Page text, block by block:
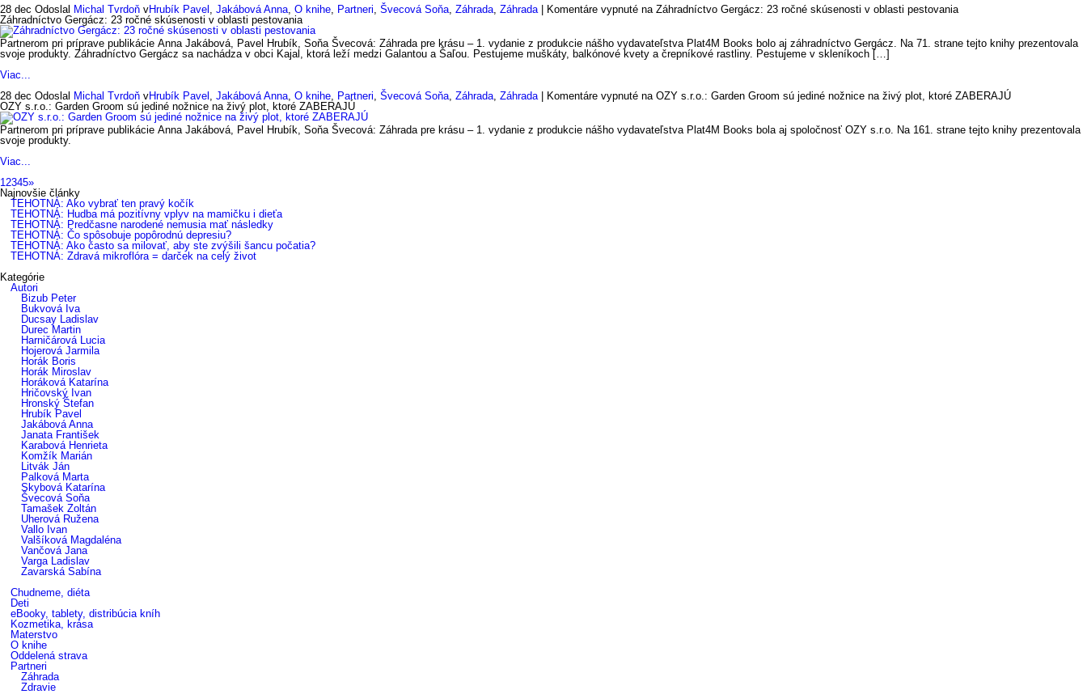
28 dec Odoslal Michal Tvrdoň vHrubík Pavel , Jakábová Anna, O knihe, Partneri, Švecová Soňa, Záhrada, Záhrada| Komentáre vypnuté na Záhradníctvo Gergácz: 23 ročné skúsenosti v oblasti pestovania
Záhradníctvo Gergácz: 23 ročné skúsenosti v oblasti pestovania
Partnerom pri príprave publikácie Anna Jakábová, Pavel Hrubík, Soňa Švecová: Záhrada pre krásu – 1. vydanie z produkcie nášho vydavateľstva Plat4M Books bolo aj záhradníctvo Gergácz. Na 71. strane tejto knihy prezentovala
svoje produkty. Záhradníctvo Gergácz sa nachádza v obci Kajal, ktorá leží medzi Galantou a Šaľou. Pestujeme muškáty, balkónové kvety a črepníkové rastliny. Pestujeme v skleníkoch […]
Viac...
28 dec Odoslal Michal Tvrdoň vHrubík Pavel , Jakábová Anna, O knihe, Partneri, Švecová Soňa, Záhrada, Záhrada| Komentáre vypnuté na OZY s.r.o.: Garden Groom sú jediné nožnice na živý plot, ktoré ZABERAJÚ
OZY s.r.o.: Garden Groom sú jediné nožnice na živý plot, ktoré ZABERAJÚ
Partnerom pri príprave publikácie Anna Jakábová, Pavel Hrubík, Soňa Švecová: Záhrada pre krásu – 1. vydanie z produkcie nášho vydavateľstva Plat4M Books bola aj spoločnosť OZY s.r.o. Na 161. strane tejto knihy prezentovala
svoje produkty.
Viac...
12345»
Najnovšie články
TEHOTNÁ: Ako vybrať ten pravý kočík
TEHOTNÁ: Hudba má pozitívny vplyv na mamičku i dieťa
TEHOTNÁ: Predčasne narodené nemusia mať následky
TEHOTNÁ: Čo spôsobuje popôrodnú depresiu?
TEHOTNÁ: Ako často sa milovať, aby ste zvýšili šancu počatia?
TEHOTNÁ: Zdravá mikroflóra = darček na celý život
Kategórie
Autori
Bizub Peter
Bukvová Iva
Ducsay Ladislav
Durec Martin
Harničárová Lucia
Hojerová Jarmila
Horák Boris
Horák Miroslav
Horáková Katarína
Hričovský Ivan
Hronský Štefan
Hrubík Pavel
Jakábová Anna
Janata František
Karabová Henrieta
Komžík Marián
Litvák Ján
Palková Marta
Skybová Katarína
Švecová Soňa
Tamašek Zoltán
Uherová Ružena
Vallo Ivan
Valšíková Magdaléna
Vančová Jana
Varga Ladislav
Zavarská Sabína
Chudneme, diéta
Deti
eBooky, tablety, distribúcia kníh
Kozmetika, krása
Materstvo
O knihe
Oddelená strava
Partneri
Záhrada
Zdravie